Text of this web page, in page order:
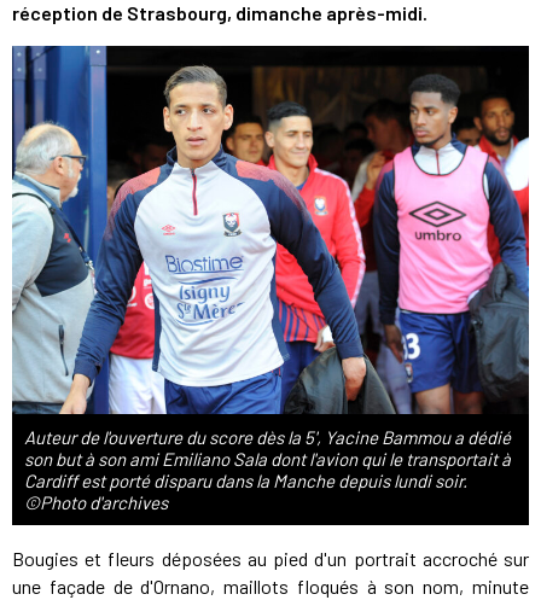
réception de Strasbourg, dimanche après-midi.
Auteur de l'ouverture du score dès la 5', Yacine Bammou a dédié
son but à son ami Emiliano Sala dont l'avion qui le transportait à
Cardiff est porté disparu dans la Manche depuis lundi soir.
©Photo d'archives
Bougies et fleurs déposées au pied d'un portrait accroché sur
une façade de d'Ornano, maillots floqués à son nom, minute